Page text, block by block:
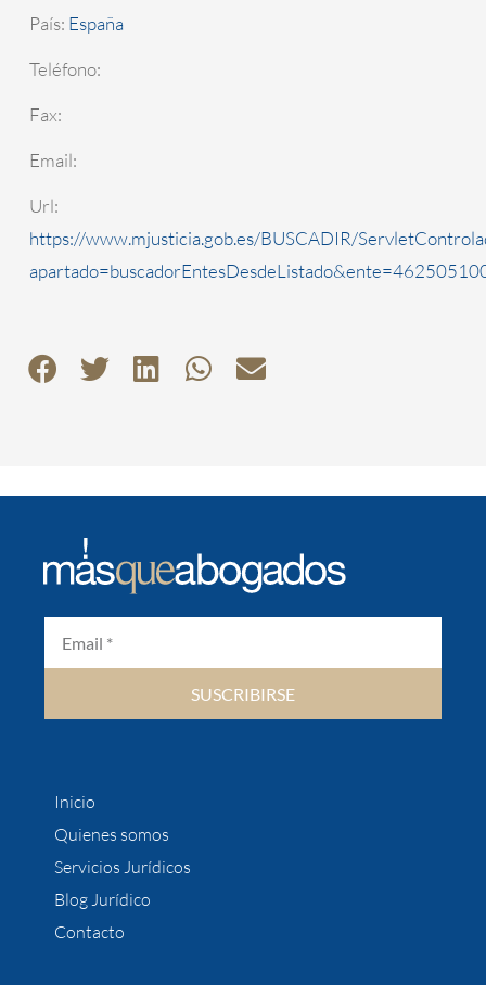
País: España
Teléfono:
Fax:
Email:
Url:
https://www.mjusticia.gob.es/BUSCADIR/
SUSCRIBIRSE
Inicio
Quienes somos
Servicios Jurídicos
Blog Jurídico
Contacto